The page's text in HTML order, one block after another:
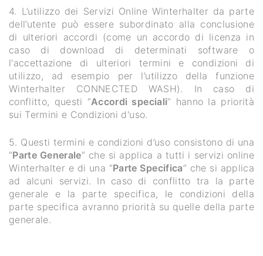
4. L’utilizzo dei Servizi Online Winterhalter da parte
dell’utente può essere subordinato alla conclusione
di ulteriori accordi (come un accordo di licenza in
caso di download di determinati software o
l'accettazione di ulteriori termini e condizioni di
utilizzo, ad esempio per l’utilizzo della funzione
Winterhalter CONNECTED WASH). In caso di
conflitto, questi “Accordi speciali” hanno la priorità
sui Termini e Condizioni d'uso.
5. Questi termini e condizioni d’uso consistono di una
“Parte Generale” che si applica a tutti i servizi online
Winterhalter e di una “Parte Specifica” che si applica
ad alcuni servizi. In caso di conflitto tra la parte
generale e la parte specifica, le condizioni della
parte specifica avranno priorità su quelle della parte
generale.